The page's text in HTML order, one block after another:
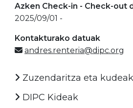
Azken Check-in - Check-out
2025/09/01 -
Kontakturako datuak
andres.renteria@dipc.org
Zuzendaritza eta
DIPC Kideak